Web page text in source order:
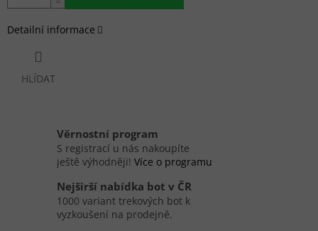
Detailní informace
HLÍDAT
Věrnostní program
S registrací u nás nakoupíte
ještě výhodněji! Více o programu
Nejširší nabídka bot v ČR
1000 variant trekových bot k
vyzkoušení na prodejně.